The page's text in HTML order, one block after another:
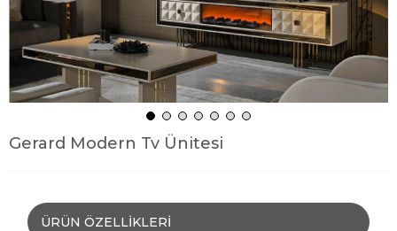
Gerard Modern Tv Ünitesi
ÜRÜN ÖZELLIKLERI